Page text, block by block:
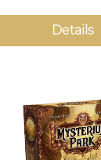
Details